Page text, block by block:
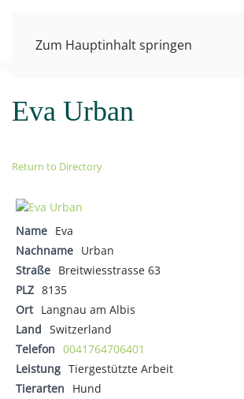
Zum Hauptinhalt springen
Eva Urban
Return to Directory
Name Eva
Nachname Urban
Straße Breitwiesstrasse 63
PLZ 8135
Ort Langnau am Albis
Land Switzerland
Telefon 0041764706401
Leistung Tiergestützte Arbeit
Tierarten
Hund